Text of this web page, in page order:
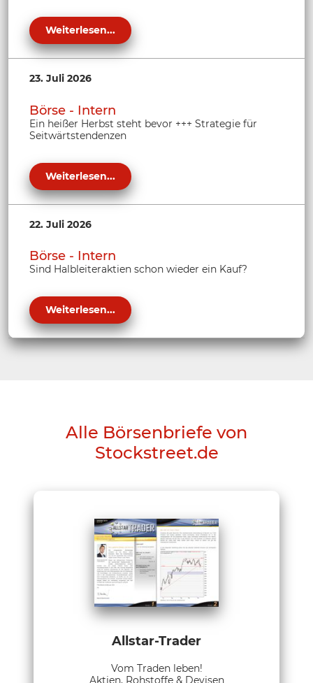
Weiterlesen...
23. Juli 2026
Börse - Intern
Ein heißer Herbst steht bevor +++ Strategie für
Seitwärtstendenzen
Weiterlesen...
22. Juli 2026
Börse - Intern
Sind Halbleiteraktien schon wieder ein Kauf?
Weiterlesen...
Alle Börsenbriefe von
Stockstreet.de
Allstar-Trader
Vom Traden leben!
Aktien, Rohstoffe & Devisen